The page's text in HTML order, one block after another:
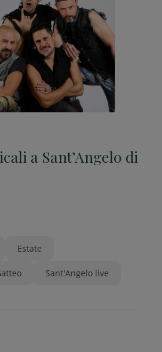
a Sant’Angelo di
Estate
Sant'Angelo live